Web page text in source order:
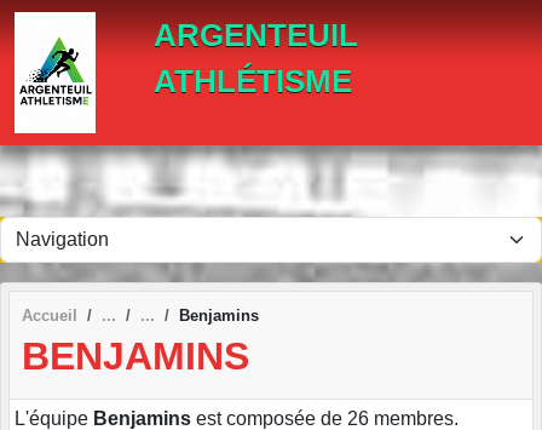
ARGENTEUIL
ATHLÉTISME
Accueil Benjamins
BENJAMINS
L'équipe Benjamins est composée de 26 membres.
Panneau de gestion des cookies